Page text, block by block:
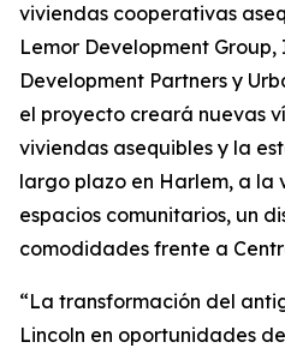
viviendas cooperativas
Lemor Development
Development Partners y
el proyecto creará nuevas
viviendas asequibles y la
largo plazo en Harlem, a la
espacios comunitarios, un
comodidades frente a
“La transformación del
Lincoln en oportunidades